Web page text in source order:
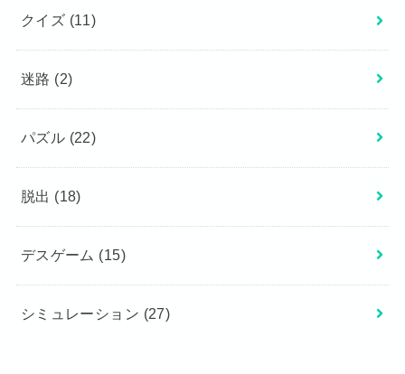
クイズ (11)
迷路 (2)
パズル (22)
脱出 (18)
デスゲーム (15)
シミュレーション (27)